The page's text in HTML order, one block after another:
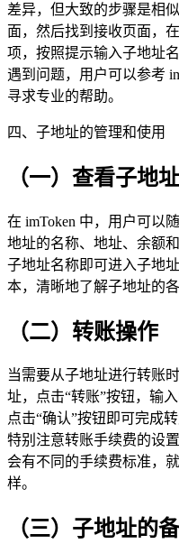
差异，但大致的步骤是相
面，然后找到接收页面，
项，按照提示输入子地址
遇到问题，用户可以参考
寻求专业的帮助。
四、子地址的管理和使用
（一）查看子地
在 imToken 中，用户可以
地址的名称、地址、余额
子地址名称即可进入子地
本，清晰地了解子地址的各
（二）转账操作
当需要从子地址进行转账
址，点击“转账”按钮，输
点击“确认”按钮即可完成
特别注意转账手续费的设
会有不同的手续费标准，
样。
（三）子地址的